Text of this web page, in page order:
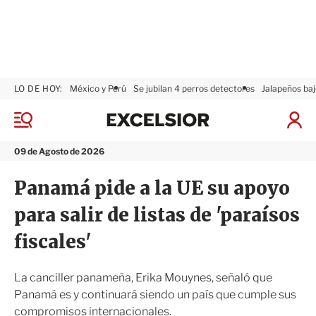
M
n
09 de Agosto de 2026
LO DE HOY: México y Perú Se jubilan 4 perros detectores Jalapeños
I
S
x
i
r
Panamá pide a la UE su apoyo
para salir de listas de 'paraísos
fiscales'
La canciller panameña, Erika Mouynes, señaló que
Panamá es y continuará siendo un país que cumple sus
compromisos internacionales.